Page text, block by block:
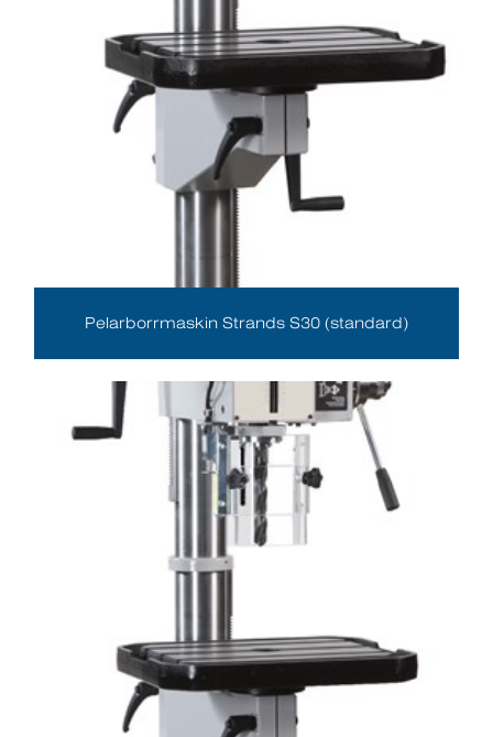
Pelarborrmaskin Strands S30 (standard)